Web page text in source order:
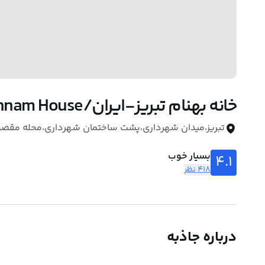
خانه بهنام تبریز-ایران/Behnam House
تبریز،میدان شهرداری،پشت ساختمان شهرداری،محله
4.1 بسیار خوب
418 نظر
درباره جاذبه